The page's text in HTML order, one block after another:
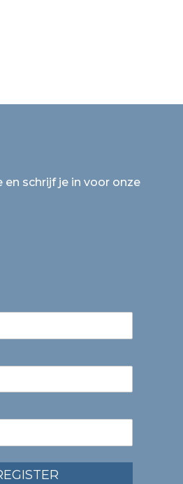
schrijf je in voor onze